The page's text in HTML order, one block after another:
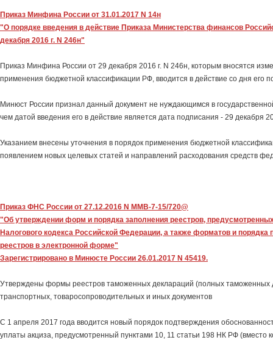
Приказ Минфина России от 31.01.2017 N 14н
"О порядке введения в действие Приказа Министерства финансов
декабря 2016 г. N 246н"
Приказ Минфина России от 29 декабря 2016 г. N 246н, которым вносятся
применения бюджетной классификации РФ, вводится в действие со дня его
Минюст России признал данный документ не нуждающимся в
чем датой введения его в действие является дата подписания - 29 декабря
Указанием внесены уточнения в порядок применения бюджетной
появлением новых целевых статей и направлений расходования средств
Приказ ФНС России от 27.12.2016 N ММВ-7-15/720@
"Об утверждении форм и порядка заполнения реестров,
Налогового кодекса Российской Федерации, а также форматов и порядка
реестров в электронной форме"
Зарегистрировано в Минюсте России 26.01.2017 N 45419.
Утверждены формы реестров таможенных деклараций (полных таможенных
транспортных, товаросопроводительных и иных документов
С 1 апреля 2017 года вводится новый порядок подтверждения
уплаты акциза, предусмотренный пунктами 10, 11 статьи 198 НК РФ (вместо